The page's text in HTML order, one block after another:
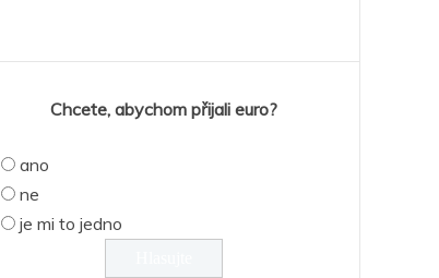
Chcete, abychom přijali euro?
ano
ne
je mi to jedno